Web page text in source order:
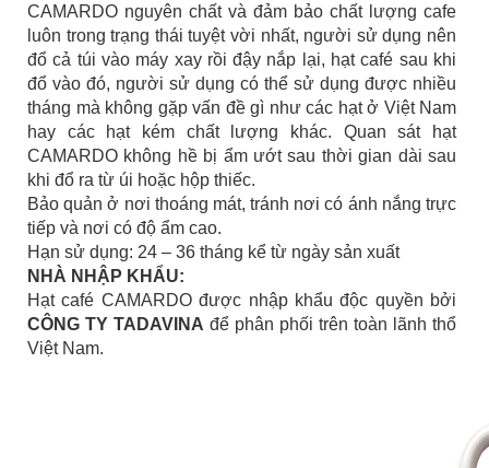
CAMARDO nguyên chất và đảm bảo chất lượng cafe
luôn trong trạng thái tuyệt vời nhất, người sử dụng nên
đổ cả túi vào máy xay rồi đậy nắp lại, hạt café sau khi
đổ vào đó, người sử dụng có thể sử dụng được nhiều
tháng mà không gặp vấn đề gì như các hạt ở Việt Nam
hay các hạt kém chất lượng khác. Quan sát hạt
CAMARDO không hề bị ẩm ướt sau thời gian dài sau
khi đổ ra từ úi hoặc hộp thiếc.
Bảo quản ở nơi thoáng mát, tránh nơi có ánh nắng trực
tiếp và nơi có độ ẩm cao.
Hạn sử dụng: 24 – 36 tháng kể từ ngày sản xuất
NHÀ NHẬP KHẨU:
Hạt café CAMARDO được nhập khẩu độc quyền bởi
CÔNG TY TADAVINA để phân phối trên toàn lãnh thổ
Việt Nam.